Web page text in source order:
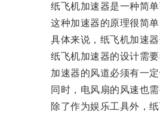
纸飞机加速器是一种简单
这种加速器的原理很简单
具体来说，纸飞机加速器
纸飞机加速器的设计需要
加速器的风道必须有一定
同时，电风扇的风速也需
除了作为娱乐工具外，纸